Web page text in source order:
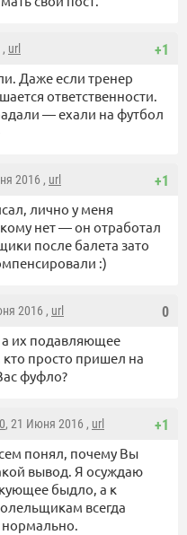
+1
url
Даже если тренер
ответственности.
— ехали на футбол
+1
2016 , url
лично у меня
нет — он отработал
после балета зато
:)
0
2016 , url
а их подавляющее
просто пришел на
фуфло?
+1
, 21 Июня 2016 , url
понял, почему Вы
вывод. Я осуждаю
быдло, а к
всегда
нормально.